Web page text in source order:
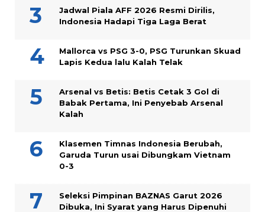
Jadwal Piala AFF 2026 Resmi Dirilis,
Indonesia Hadapi Tiga Laga Berat
Mallorca vs PSG 3-0, PSG Turunkan Skuad
Lapis Kedua lalu Kalah Telak
Arsenal vs Betis: Betis Cetak 3 Gol di
Babak Pertama, Ini Penyebab Arsenal
Kalah
Klasemen Timnas Indonesia Berubah,
Garuda Turun usai Dibungkam Vietnam
0-3
Seleksi Pimpinan BAZNAS Garut 2026
Dibuka, Ini Syarat yang Harus Dipenuhi